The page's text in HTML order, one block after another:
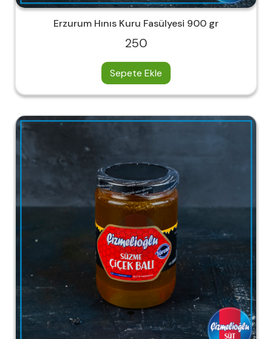
Erzurum Hınıs Kuru Fasülyesi 900 gr
250
Sepete Ekle